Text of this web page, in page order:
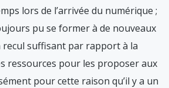
lors de l’arrivée du numérique ;
pu se former à de nouveaux
suffisant par rapport à la
ressources pour les proposer aux
pour cette raison qu’il y a un